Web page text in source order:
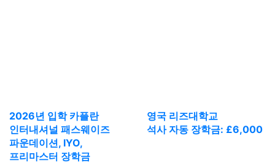
2024.07.08
맨체스터 대학교 데이터 사이언스 석사 수속후기 -
저에게 영국유학센터는 진통제였습니다
2026년 입학 카플란
인터내셔널 패스웨이즈
파운데이션, IYO,
프리마스터 장학금
영국 리즈대학교
석사 자동 장학금: £6,000